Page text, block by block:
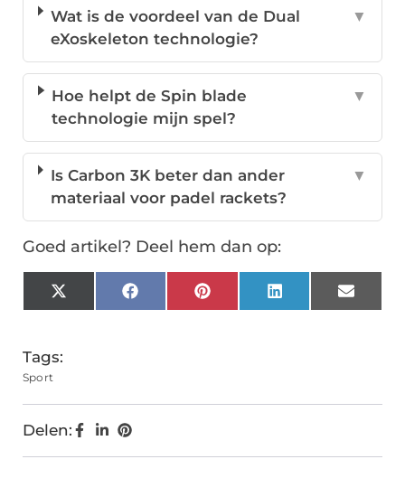
Wat is de voordeel van de Dual
eXoskeleton technologie?
▼
Hoe helpt de Spin blade
technologie mijn spel?
▼
Is Carbon 3K beter dan ander
materiaal voor padel rackets?
▼
Goed artikel? Deel hem dan op:
X
(Twitter)
FacebookPinterestLinkedInEmail
Tags:
Sport
Delen: